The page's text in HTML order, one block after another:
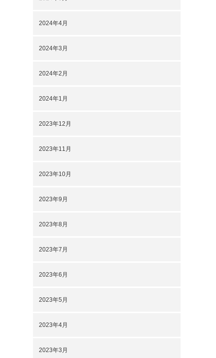
2024年4月
2024年3月
2024年2月
2024年1月
2023年12月
2023年11月
2023年10月
2023年9月
2023年8月
2023年7月
2023年6月
2023年5月
2023年4月
2023年3月